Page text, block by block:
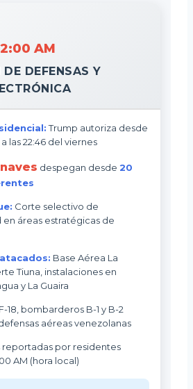
AM
DE DEFENSAS Y
Trump autoriza desde
las 22:46 del viernes
despegan desde 20
Corte selectivo de
áreas estratégicas de
Base Aérea La
Tiuna, instalaciones en
y La Guaira
18, bombarderos B-1 y B-2
aéreas venezolanas
reportadas por residentes
AM (hora local)